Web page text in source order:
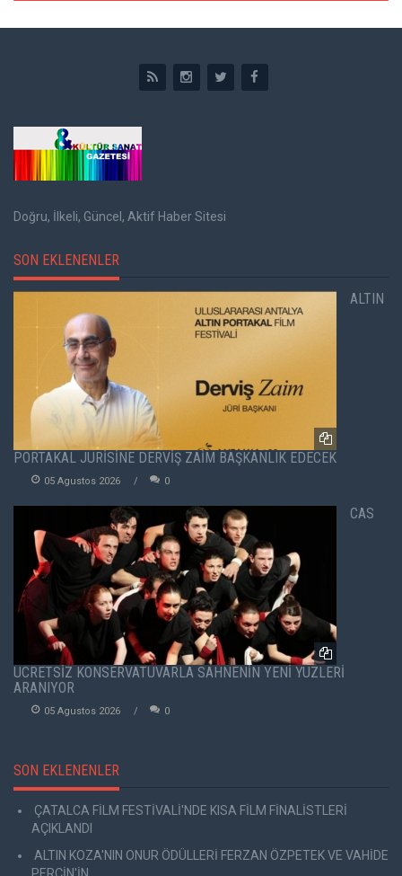
Doğru, İlkeli, Güncel, Aktif Haber Sitesi
SON EKLENENLER
ALTIN
PORTAKAL JÜRİSİNE DERVİŞ ZAİM BAŞKANLIK EDECEK
05 Agustos 2026 0
CAS
ÜCRETSİZ KONSERVATUVARLA SAHNENİN YENİ YÜZLERİ
ARANIYOR
05 Agustos 2026 0
SON EKLENENLER
ÇATALCA FİLM FESTİVALİ'NDE KISA FİLM FİNALİSTLERİ
AÇIKLANDI
ALTIN KOZA'NIN ONUR ÖDÜLLERİ FERZAN ÖZPETEK VE VAHİDE